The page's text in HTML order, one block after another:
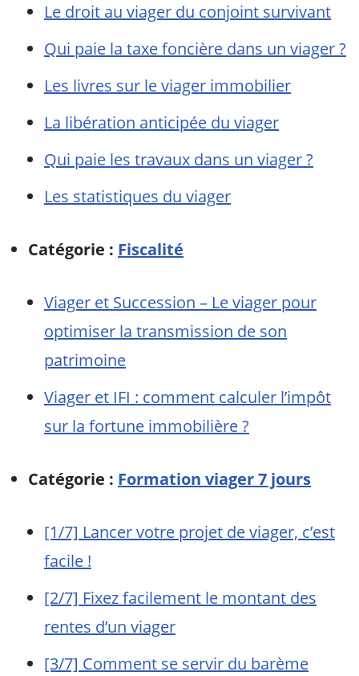
Le droit au viager du conjoint survivant
Qui paie la taxe foncière dans un viager ?
Les livres sur le viager immobilier
La libération anticipée du viager
Qui paie les travaux dans un viager ?
Les statistiques du viager
Catégorie : Fiscalité
Viager et Succession – Le viager pour
optimiser la transmission de son
patrimoine
Viager et IFI : comment calculer l’impôt
sur la fortune immobilière ?
Catégorie : Formation viager 7 jours
[1/7] Lancer votre projet de viager, c’est
facile !
[2/7] Fixez facilement le montant des
rentes d’un viager
[3/7] Comment se servir du barème